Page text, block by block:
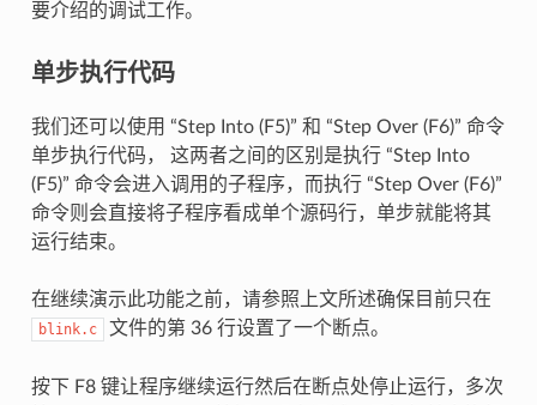
要介绍的调试工作。
单步执行代码
我们还可以使用 “Step Into (F5)” 和 “Step Over (F6)” 命令
单步执行代码， 这两者之间的区别是执行 “Step Into
(F5)” 命令会进入调用的子程序，而执行 “Step Over (F6)”
命令则会直接将子程序看成单个源码行，单步就能将其
运行结束。
在继续演示此功能之前，请参照上文所述确保目前只在
blink.c 文件的第 36 行设置了一个断点。
按下 F8 键让程序继续运行然后在断点处停止运行，多次